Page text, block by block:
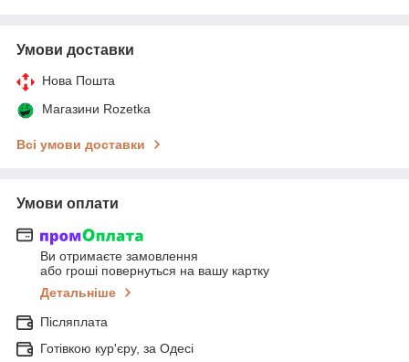
Умови доставки
Нова Пошта
Магазини Rozetka
Всі умови доставки
Умови оплати
Ви отримаєте замовлення
або гроші повернуться на вашу картку
Детальніше
Післяплата
Готівкою кур'єру, за Одесі